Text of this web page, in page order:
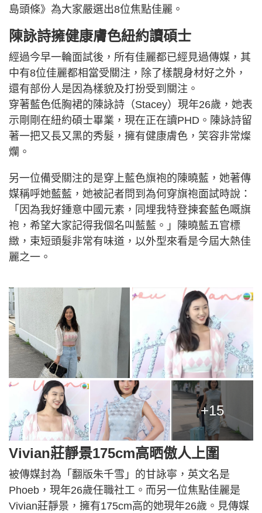
島頭條》為大家嚴選出8位焦點佳麗。
陳詠詩擁健康膚色紐約讀碩士
經過今早一輪面試後，所有佳麗都已經見過傳媒，其
中有8位佳麗都相當受關注，除了樣靚身材好之外，
還有部份人是因為樣貌及打扮受到關注。
穿著藍色低胸裙的陳詠詩（Stacey）現年26歲，她表
示剛剛在紐約碩士畢業，現在正在讀PHD。陳詠詩留
著一把又長又黑的秀髮，擁有健康膚色，笑容非常燦
爛。
另一位備受關注的是穿上藍色旗袍的陳曉藍，她著傳
媒稱呼她藍藍，她被記者問到為何穿旗袍面試時說：
「因為我好鍾意中國元素，同埋我特登揀套藍色嘅旗
袍，希望大家記得我個名叫藍藍。」陳曉藍五官標
緻，束短頭髮非常有味道，以外型來看是今屆大熱佳
麗之一。
+15
Vivian莊靜景175cm高晒傲人上圍
被傳媒封為「翻版朱千雪」的甘詠寧，英文名是
Phoeb，現年26歲任職社工。而另一位焦點佳麗是
Vivian莊靜景，擁有175cm高的她現年26歲。見傳媒